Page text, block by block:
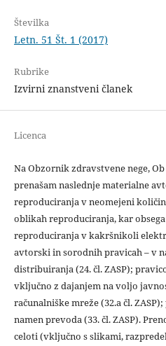
Številka
Letn. 51 Št. 1 (2017)
Rubrike
Izvirni znanstveni članek
Licenca
Na Obzornik zdravstvene nege,
prenašam naslednje materialne
reproduciranja v neomejeni
oblikah reproduciranja, kar
reproduciranja v kakršnikoli
avtorski in sorodnih pravicah – v
distribuiranja (24. čl. ZASP);
vključno z dajanjem na voljo
računalniške mreže (32.a čl.
namen prevoda (33. čl. ZASP).
celoti (vključno s slikami,